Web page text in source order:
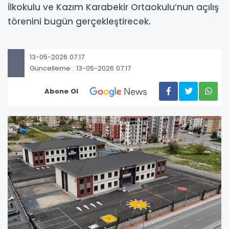
İlkokulu ve Kazım Karabekir Ortaokulu’nun açılış
törenini bugün gerçekleştirecek.
13-05-2026 07:17
Güncelleme : 13-05-2026 07:17
Abone Ol